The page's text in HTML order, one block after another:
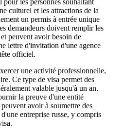
culturel et les attractions de la
un permis à entrée unique
demandeurs doivent remplir les
peuvent avoir besoin de
lettre d'invitation d'une agence
officiel.
une activité professionnelle,
Ce type de visa permet des
valable jusqu'à un an.
la preuve d'une entité
avoir à soumettre des
entreprise russe, y compris